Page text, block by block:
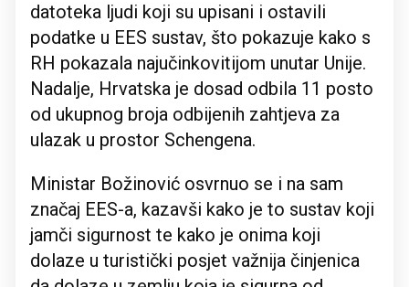
datoteka ljudi koji su upisani i ostavili
podatke u EES sustav, što pokazuje kako s
RH pokazala najučinkovitijom unutar Unije.
Nadalje, Hrvatska je dosad odbila 11 posto
od ukupnog broja odbijenih zahtjeva za
ulazak u prostor Schengena.
Ministar Božinović osvrnuo se i na sam
značaj EES-a, kazavši kako je to sustav koji
jamči sigurnost te kako je onima koji
dolaze u turistički posjet važnija činjenica